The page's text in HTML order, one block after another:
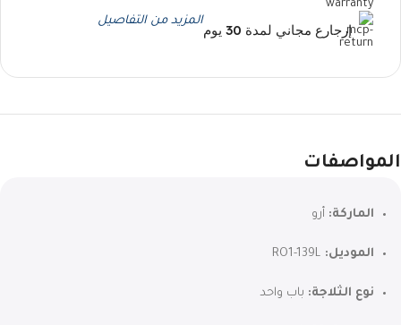
إرجارع مجاني لمدة 30 يوم
المزيد من التفاصيل
المواصفات
الماركة: أرو
الموديل:
نوع الثلاجة: باب واحد